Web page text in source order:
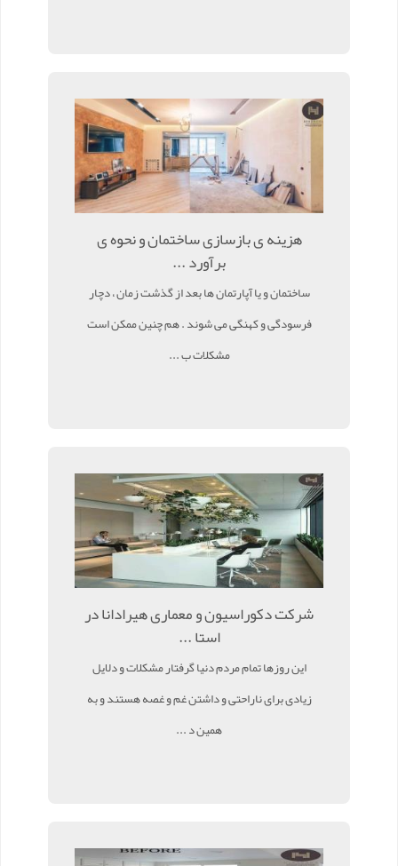
هزینه ی بازسازی ساختمان و نحوه ی
برآورد ...
ساختمان و یا آپارتمان ها بعد از گذشت زمان ، دچار
فرسودگی و کهنگی می شوند . هم چنین ممکن است
مشکلات ب ...
شرکت دکوراسیون و معماری هیرادانا در
استا ...
این روزها تمام مردم دنیا گرفتار مشکلات و دلایل
زیادی برای ناراحتی و داشتن غم و غصه هستند و به
همین د ...